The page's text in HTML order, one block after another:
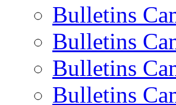
Bulletins
Bulletins
Bulletins
Bulletins